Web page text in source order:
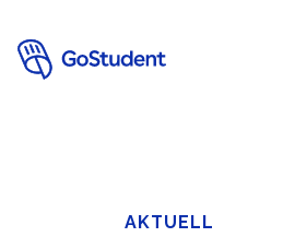
AKTUELL